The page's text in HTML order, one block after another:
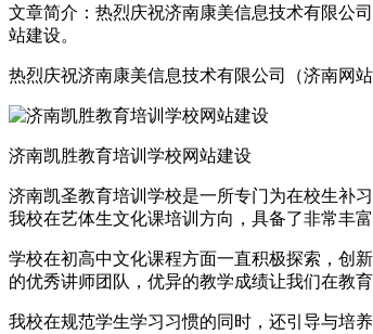
文章简介： 热烈庆祝济南康美信息技术有限公
站建设。
热烈庆祝济南康美信息技术有限公司（济南网
济南凯胜教育培训学校网站建设
济南凯圣教育培训学校是一所专门为在校生补
我校在艺体生文化课培训方向，具备了非常丰
学校在初高中文化课程方面一直积极探索，创
的优秀讲师团队，优异的教学成绩让我们在教育
我校在规范学生学习习惯的同时，还引导与培